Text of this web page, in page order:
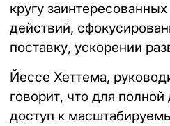
кругу
действий,
поставку, ускорении
Йессе Хеттема,
говорит, что для
доступ к